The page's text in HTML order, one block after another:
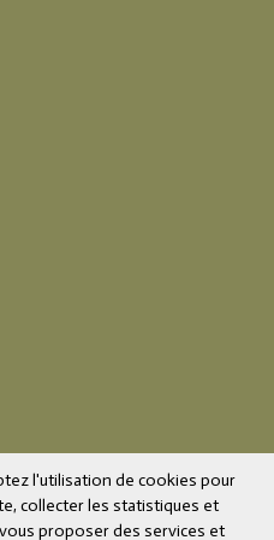
l'utilisation de cookies pour
collecter les statistiques et
proposer des services et